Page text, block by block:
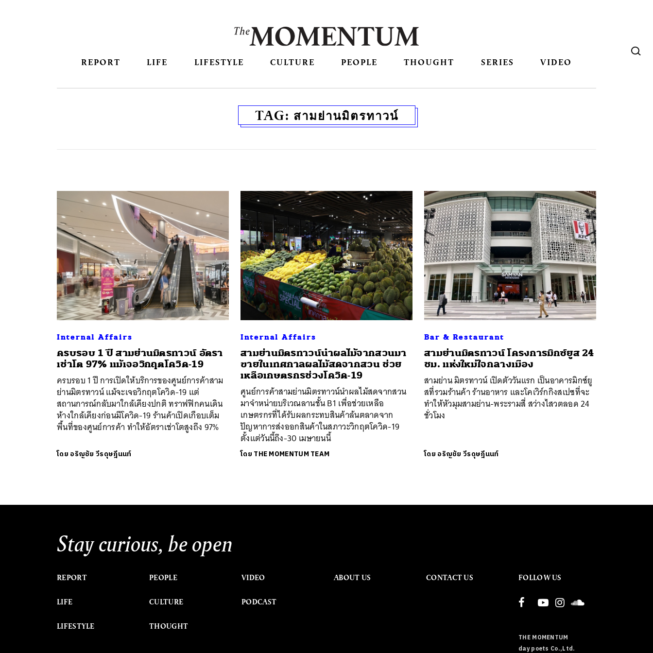
REPORT LIFE LIFESTYLE CULTURE PEOPLE THOUGHT SERIES VIDEO
TAG: สามย่านมิตรทาวน์
Internal Affairs
ครบรอบ 1 ปี สามย่านมิตรทาวน์ อัตรา
เช่าโต 97% แม้เจอวิกฤตโควิด-19
ครบรอบ 1 ปี การเปิดให้บริการของศูนย์การค้าสาม
ย่านมิตรทาวน์ แม้จะเจอวิกฤตโควิด-19 แต่
สถานการณ์กลับมาใกล้เคียงปกติ ทราฟฟิกคนเดิน
ห้างใกล้เคียงก่อนมีโควิด-19 ร้านค้าเปิดเกือบเต็ม
พื้นที่ของศูนย์การค้า ทำให้อัตราเช่าโตสูงถึง 97%
โดย อริญชัย วีรดุษฎีนนท์
Internal Affairs
สามย่านมิตรทาวน์นำผลไม้จากสวนมา
ขายในเทศกาลผลไม้สดจากสวน ช่วย
เหลือเกษตรกรช่วงโควิด-19
ศูนย์การค้าสามย่านมิตรทาวน์นำผลไม้สดจากสวน
มาจำหน่ายบริเวณลานชั้น B1 เพื่อช่วยเหลือ
เกษตรกรที่ได้รับผลกระทบสินค้าล้นตลาดจาก
ปัญหาการส่งออกสินค้าในสภาวะวิกฤตโควิด-19
ตั้งแต่วันนี้ถึง-30 เมษายนนี้
โดย THE MOMENTUM TEAM
Bar & Restaurant
สามย่านมิตรทาวน์ โครงการมิกซ์ยูส 24
ชม. แห่งใหม่ใจกลางเมือง
สามย่าน มิตรทาวน์ เปิดตัววันแรก เป็นอาคารมิกซ์ยู
สที่รวมร้านค้า ร้านอาหาร และโคเวิร์กกิงสเปซที่จะ
ทำให้หัวมุมสามย่าน-พระรามสี่ สว่างไสวตลอด 24
ชั่วโมง
โดย อริญชัย วีรดุษฎีนนท์
Stay curious, be open
REPORT
LIFE
LIFESTYLE
PEOPLE
CULTURE
THOUGHT
VIDEO
PODCAST
ABOUT US CONTACT US FOLLOW US
THE MOMENTUM
day poets Co.,Ltd.
SHARE TWEET LINE EMAIL